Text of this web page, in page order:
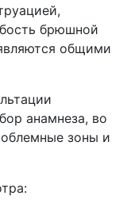
брюшной
общими
анамнеза, во
зоны и